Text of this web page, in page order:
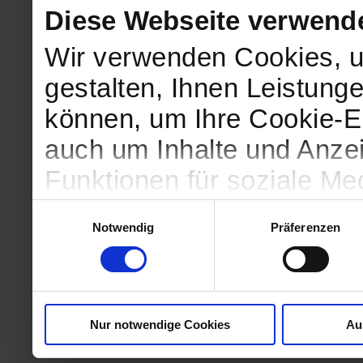
Diese Webseite
Wir verwenden Cookies,
gestalten, Ihnen
können, um Ihre Cookie-
auch um Inhalte und
Funktionen für soziale
geben wir Informationen
Website an unsere
und Analysen weiter, die
kein angemessenes
Notwendig
Präferenzen
Nur notwendige Cookies